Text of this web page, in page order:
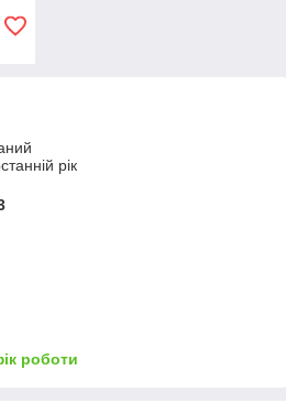
рік
роботи